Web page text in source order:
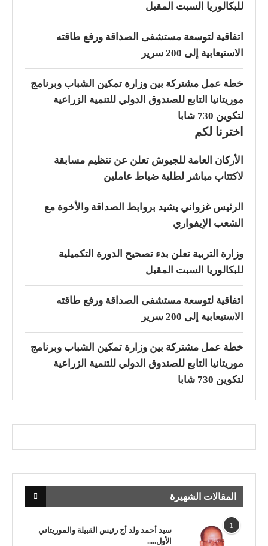
للبكالوريا السبت المقبل
اتفاقية لتوسعة مستشفى الصداقة ورفع طاقته
الاستيعابية إلى 200 سرير
خطة عمل مشتركة بين وزارة تمكين الشباب وبرنامج
موريتانيا التابع للصندوق الدولي للتنمية الزراعية
لتكوين 730 شابا
اخترنا لكم
الأركان العامة للجيوش تعلن عن تنظيم مسابقة
لاكتتاب مباشر لطلبة ضباط عاملين
الرئيس غزواني يشيد بروابط الصداقة والأخوة مع
الشعب الإيفواري
وزارة التربية تعلن بدء تصحيح الدورة التكميلية
للبكالوريا السبت المقبل
اتفاقية لتوسعة مستشفى الصداقة ورفع طاقته
الاستيعابية إلى 200 سرير
خطة عمل مشتركة بين وزارة تمكين الشباب وبرنامج
موريتانيا التابع للصندوق الدولي للتنمية الزراعية
لتكوين 730 شابا
المقالات الشهيرة
1
سيد أحمد ولد أج رئيس القبيلة والموريتاني
الأول.....